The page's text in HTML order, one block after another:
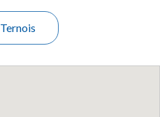
Ternois